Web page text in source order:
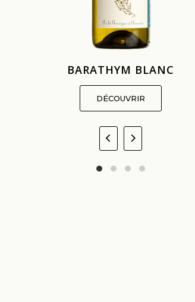
BARATHYM BLANC
DÉCOUVRIR